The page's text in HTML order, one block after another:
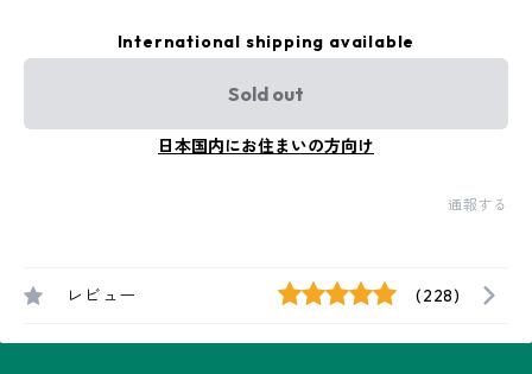
International shipping available
Sold out
日本国内にお住まいの方向け
通報する
レビュー (228)